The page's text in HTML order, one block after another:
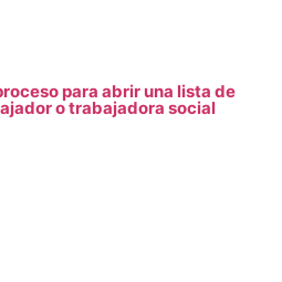
para abrir una lista de
o trabajadora social